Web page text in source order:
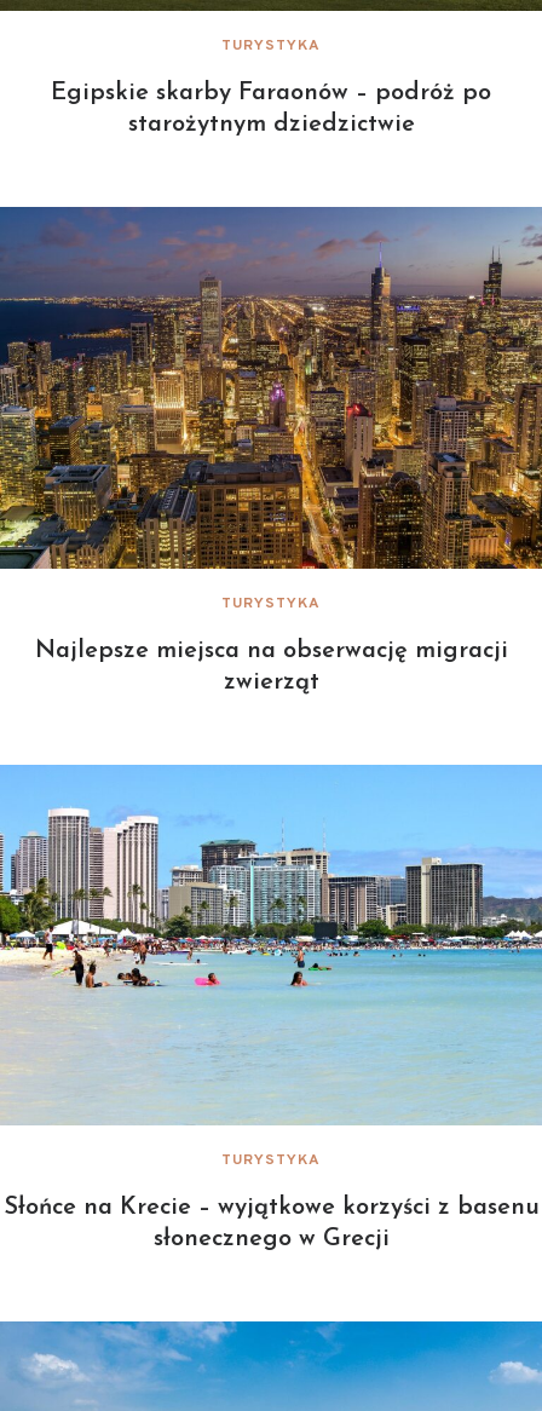
TURYSTYKA
Egipskie skarby Faraonów – podróż po
starożytnym dziedzictwie
TURYSTYKA
Najlepsze miejsca na obserwację migracji
zwierząt
TURYSTYKA
Słońce na Krecie – wyjątkowe korzyści z basenu
słonecznego w Grecji